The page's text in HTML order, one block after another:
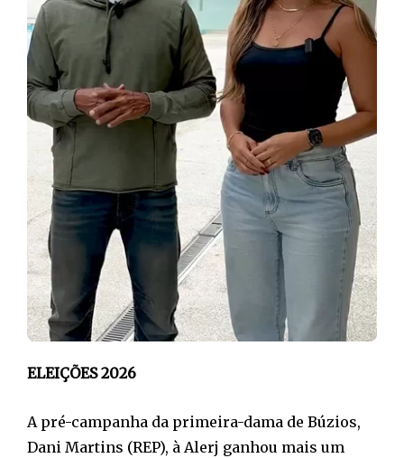
ELEIÇÕES 2026
A pré-campanha da primeira-dama de Búzios,
Dani Martins (REP), à Alerj ganhou mais um